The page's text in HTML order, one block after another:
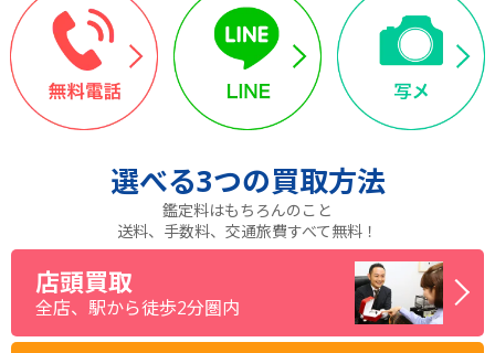
選べる3つの買取方法
鑑定料はもちろんのこと
送料、手数料、交通旅費すべて無料！
店頭買取
全店、駅から徒歩2分圏内